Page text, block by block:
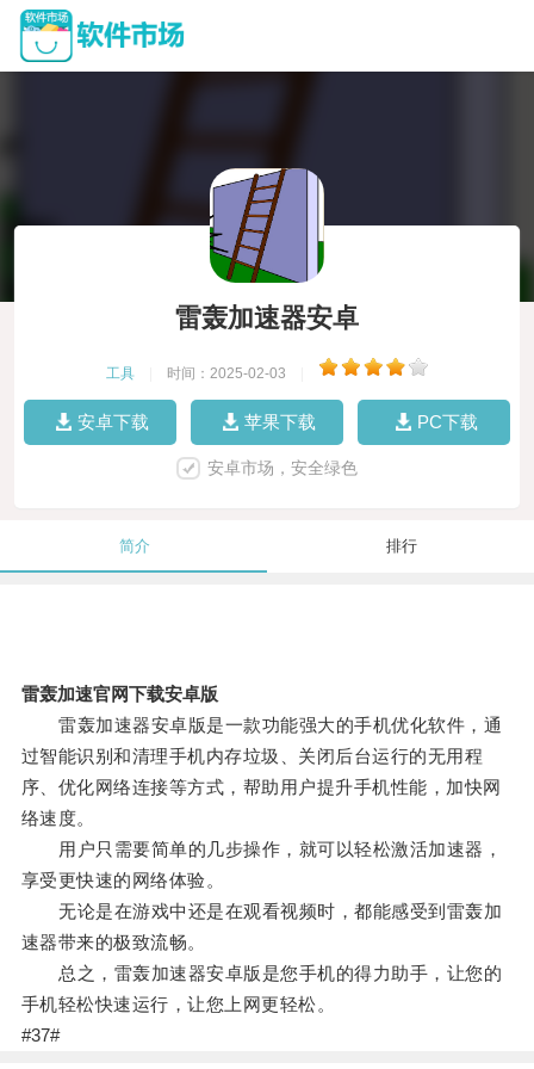
雷轰加速器安卓
工具 时间：2025-02-03
安卓下载 苹果下载 PC下载
安卓市场，安全绿色
简介 排行
雷轰加速官网下载安卓版
雷轰加速器安卓版是一款功能强大的手机优化软件，通
过智能识别和清理手机内存垃圾、关闭后台运行的无用程
序、优化网络连接等方式，帮助用户提升手机性能，加快网
络速度。
用户只需要简单的几步操作，就可以轻松激活加速器，
享受更快速的网络体验。
无论是在游戏中还是在观看视频时，都能感受到雷轰加
速器带来的极致流畅。
总之，雷轰加速器安卓版是您手机的得力助手，让您的
手机轻松快速运行，让您上网更轻松。
#37#